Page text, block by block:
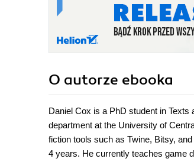
O autorze ebooka
Daniel Cox is a PhD student in
department at the University of
fiction tools such as Twine, Bitsy,
4 years. He currently teaches game